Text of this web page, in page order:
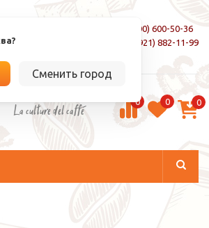
Сменить город
8 (800) 600-50-36
+7 (921) 882-11-99
La culture del caffé 0 0 0